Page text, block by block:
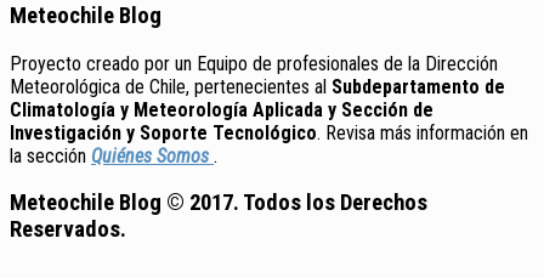
Meteochile Blog
Proyecto creado por un Equipo de profesionales de la Dirección
Meteorológica de Chile, pertenecientes al Subdepartamento de
Climatología y Meteorología Aplicada y Sección de
Investigación y Soporte Tecnológico. Revisa más información en
la sección Quiénes Somos .
Meteochile Blog © 2017. Todos los Derechos
Reservados.